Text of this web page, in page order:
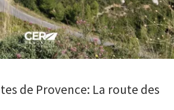
de Provence: La route des